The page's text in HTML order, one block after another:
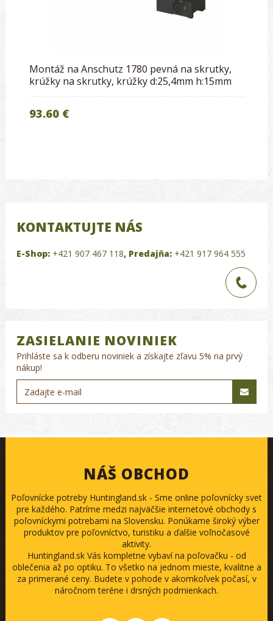
Montáž na Anschutz 1780 pevná na skrutky,
krúžky na skrutky, krúžky d:25,4mm h:15mm
93.60 €
KONTAKTUJTE NÁS
E-Shop: +421 907 467 118, Predajňa: +421 917 964 555
ZASIELANIE NOVINIEK
Prihláste sa k odberu noviniek a získajte zľavu 5% na prvý
nákup!
NÁŠ OBCHOD
Poľovnícke potreby Huntingland.sk - Sme online poľovnícky svet
pre každého. Patríme medzi najväčšie internetové obchody s
poľovníckymi potrebami na Slovensku. Ponúkame široký výber
produktov pre poľovníctvo, turistiku a ďalšie voľnočasové
aktivity.
Huntingland.sk Vás kompletne vybaví na poľovačku - od
oblečenia až po optiku. To všetko na jednom mieste, kvalitne a
za primerané ceny. Budete v pohode v akomkoľvek počasí, v
náročnom teréne i drsných podmienkach.